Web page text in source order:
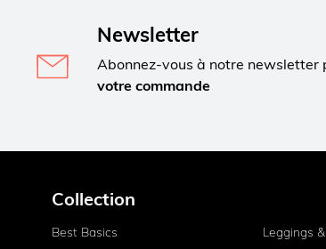
Newsletter
Abonnez-vous à notre newsletter
votre commande
Collection
Best Basics
Leggings